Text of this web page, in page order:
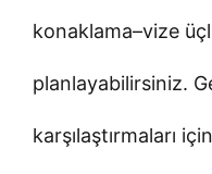
konaklama–vize
planlayabilirsiniz.
karşılaştırmaları için